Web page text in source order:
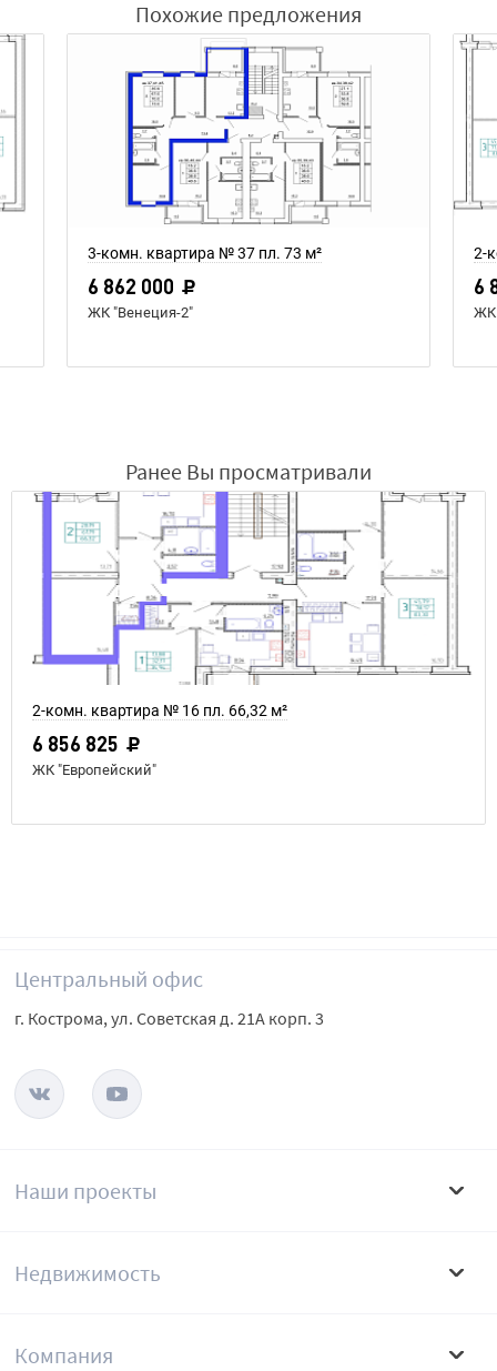
Похожие предложения
3-комн. квартира № 37 пл. 73 м²
6 862 000
ЖК "Венеция-2"
2-
6
ЖК
Ранее Вы просматривали
2-комн. квартира № 16 пл. 66,32 м²
6 856 825
ЖК "Европейский"
Наши проекты
Недвижимость
Компания
Центральный офис
г. Кострома, ул. Советская д. 21А корп. 3